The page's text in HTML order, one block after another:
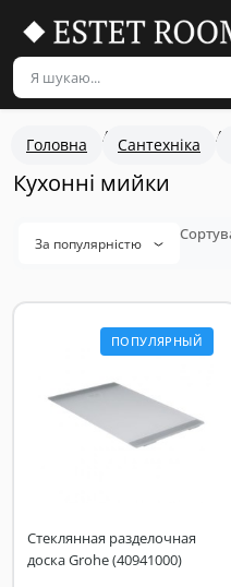
Головна Сантехніка
Кухонні мийки
За популярністю
ПОПУЛЯРНЫЙ
Стеклянная разделочная
доска Grohe (40941000)